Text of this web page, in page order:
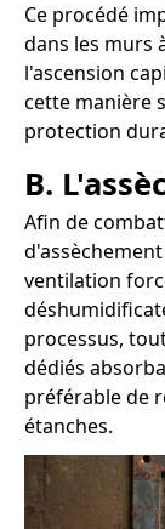
Ce procédé
dans les murs
l'ascension
cette manière
protection
B.
Afin de
ventilation
processus,
dédiés
préférable de
étanches.